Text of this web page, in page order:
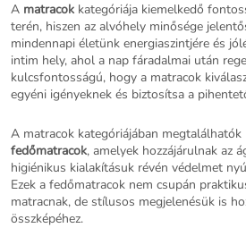
A matracok kategóriája kiemelkedő
terén, hiszen az alvóhely minősége
mindennapi életünk energiaszintjére és
intim hely, ahol a nap fáradalmai után
kulcsfontosságú, hogy a matracok
egyéni igényeknek és biztosítsa a
A matracok kategóriájában
fedőmatracok, amelyek hozzájárulnak az
higiénikus kialakításuk révén védelmet
Ezek a fedőmatracok nem csupán
matracnak, de stílusos megjelenésük is
összképéhez.